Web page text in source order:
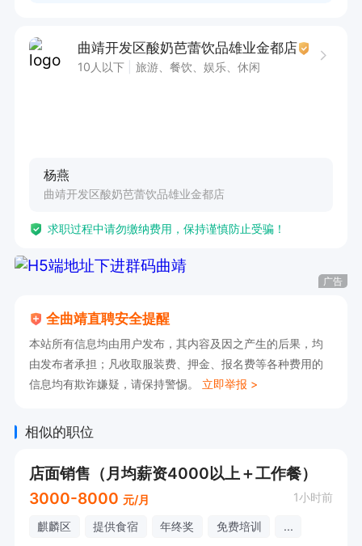
4.有无经验均可，提供培训。
曲靖开发区酸奶芭蕾饮品雄业金都店
10人以下 旅游、餐饮、娱乐、休闲
杨燕
曲靖开发区酸奶芭蕾饮品雄业金都店
求职过程中请勿缴纳费用，保持谨慎防止受骗！
广告
全曲靖直聘安全提醒
本站所有信息均由用户发布，其内容及因之产生的后果，均
由发布者承担；凡收取服装费、押金、报名费等各种费用的
信息均有欺诈嫌疑，请保持警惕。 立即举报 >
相似的职位
店面销售（月均薪资4000以上＋工作餐）
3000-8000 元/月 1小时前
麒麟区 提供食宿 年终奖 免费培训 ...